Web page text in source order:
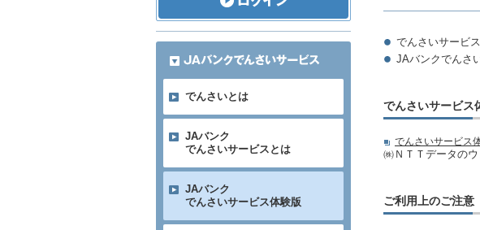
でんさいサービ
JAバンクでんさ
でんさいサービス
でんさいサービス
㈱ＮＴＴデータの
ご利用上のご注意
でんさいとは
JAバンク
でんさいサービスとは
JAバンク
でんさいサービス体験版